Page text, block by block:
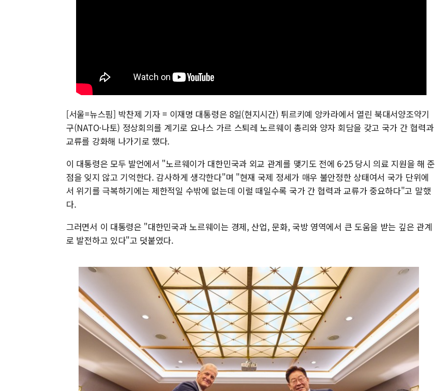
[서울=뉴스핌] 박찬제 기자 = 이재명 대통령은 8일(현지시간) 튀르키예 앙카라에서 열린 북대서양조약기
구(NATO·나토) 정상회의를 계기로 요나스 가르 스퇴레 노르웨이 총리와 양자 회담을 갖고 국가 간 협력과
교류를 강화해 나가기로 했다.
이 대통령은 모두 발언에서 "노르웨이가 대한민국과 외교 관계를 맺기도 전에 6·25 당시 의료 지원을 해 준
점을 잊지 않고 기억한다. 감사하게 생각한다"며 "현재 국제 정세가 매우 불안정한 상태여서 국가 단위에
서 위기를 극복하기에는 제한적일 수밖에 없는데 이럴 때일수록 국가 간 협력과 교류가 중요하다"고 말했
다.
그러면서 이 대통령은 "대한민국과 노르웨이는 경제, 산업, 문화, 국방 영역에서 큰 도움을 받는 깊은 관계
로 발전하고 있다"고 덧붙였다.